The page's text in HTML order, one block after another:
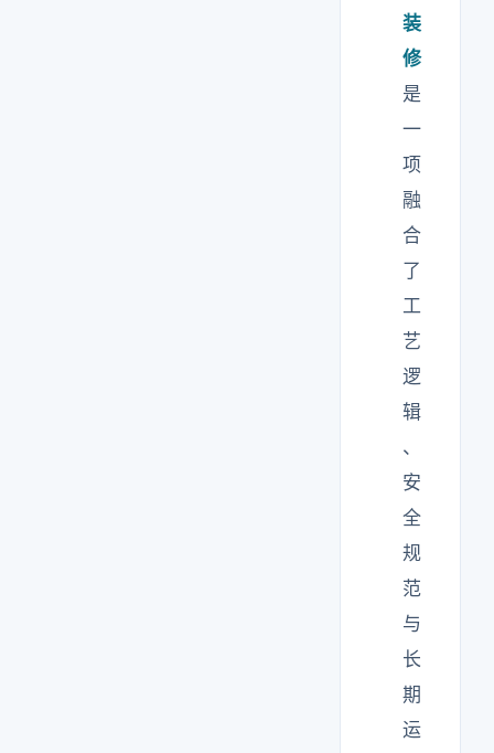
装
修
是
一
项
融
合
了
工
艺
逻
辑
、
安
全
规
范
与
长
期
运